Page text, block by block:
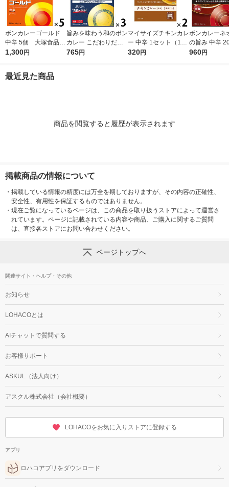
ボンカレーゴールド
中辛 5個 大塚食品
レンジ対応
1,300円
旨みを味わう和のボン
カレー こだわりだし
の和風カレー 中辛
765円
マイサイズチキンカレ
ー 中辛 1セット（1個
（100g）×2） 100k
320円
ボンカレーネ
の旨み 中辛
ット（1個×3
960円
最近見た商品
商品を閲覧すると履歴が表示されます
掲載商品の情報について
・ 掲載している情報の精度には万全を期しておりますが、その内容の正確性、
安全性、有用性を保証するものではありません。
・ 現在ご覧になっているページは、この商品を取り扱うストアによって運営さ
れています。ページに記載されている内容や商品、ご購入に関するご質問
は、直接各ストアにお問い合わせください。
ページトップへ
関連サイト・ヘルプ・その他
お知らせ
LOHACOとは
AIチャットで質問する
お客様サポート
ASKUL（法人向け）
アスクル株式会社（会社概要）
LOHACOをお気に入りストアに登録する
アプリ
ロハコアプリをダウンロード